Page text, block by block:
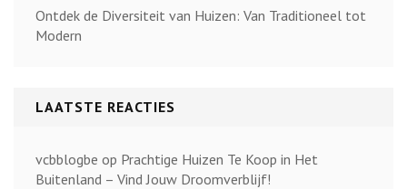
Ontdek de Diversiteit van Huizen: Van Traditioneel tot
Modern
LAATSTE REACTIES
vcbblogbe op Prachtige Huizen Te Koop in Het
Buitenland – Vind Jouw Droomverblijf!